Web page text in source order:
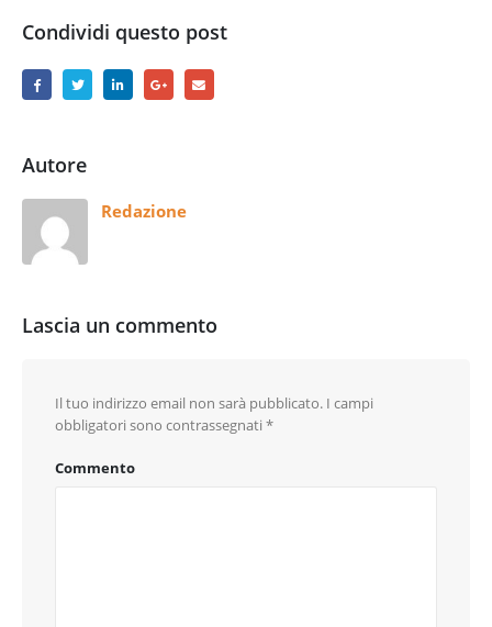
Condividi questo post
Autore
Redazione
Lascia un commento
Il tuo indirizzo email non sarà pubblicato. I campi
obbligatori sono contrassegnati *
Commento